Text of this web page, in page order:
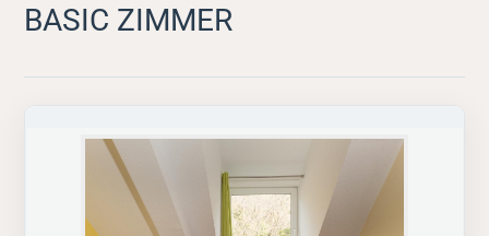
BASIC ZIMMER